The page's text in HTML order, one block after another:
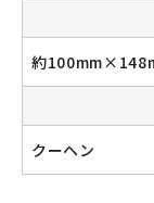
読みもの
ギャラリー
約
クーヘン